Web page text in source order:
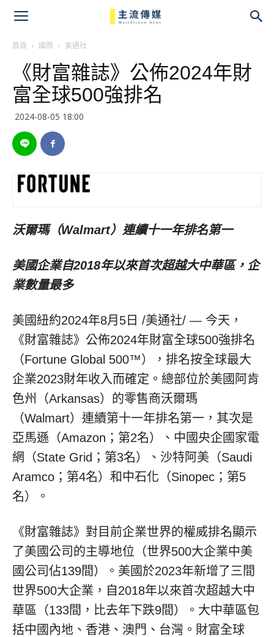
首頁 國際 美通社
《財富雜誌》公佈2024年財
富全球500強排名
2024-08-05 18:00
沃爾瑪（Walmart）連續十一年排名第一
美國企業自2018年以來首次超越大中華區，企
業數量最多
美國紐約2024年8月5日 /美通社/ — 今天，
《財富雜誌》公佈2024年財富全球500強排名
（Fortune Global 500™），排名按全球最大
企業2023財年收入而確定。總部位於美國阿肯
色州（Arkansas）的零售商沃爾瑪
（Walmart）連續第十一年排名第一，其次是
亞馬遜（Amazon；第2名）、中國央企國家電
網（State Grid；第3名）、沙特阿美（Saudi
Aramco；第4名）和中石化（Sinopec；第5
名）。
《財富雜誌》對目前企業世界的權威排名顯示
了美國公司的主導地位（世界500大企業中美
國公司佔139間）。美國於2023年新增了三間
世界500大企業，自2018年以來首次超越大中
華區（133間，比去年下跌9間）。大中華區包
括中國內地、香港、澳門、台灣。財富全球